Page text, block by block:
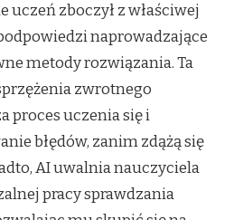
uczeń zboczył z właściwej
naprowadzające
metody rozwiązania. Ta
zwrotnego
proces uczenia się i
błędów, zanim zdążą się
AI uwalnia nauczyciela
pracy sprawdzania